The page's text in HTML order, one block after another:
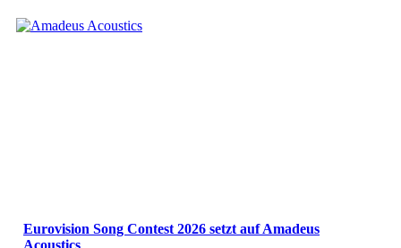
Eurovision Song Contest 2026 setzt auf Amadeus
Acoustics